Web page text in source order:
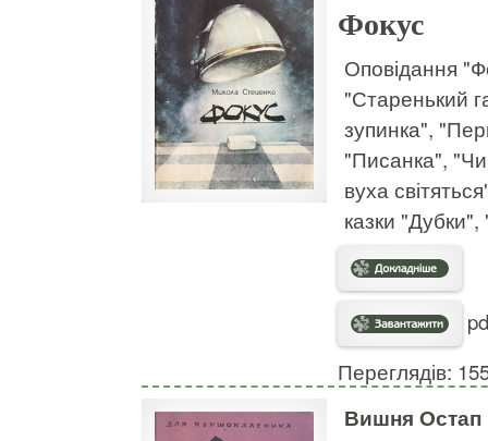
Фокус
Оповідання
"Старенький
зупинка",
"Писанка",
вуха
казки
Переглядів:
Вишня Остап